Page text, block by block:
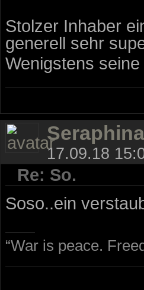
Stolzer Inhaber
generell sehr
Wenigstens
Seraphina
17.09.18
Re: So.
Soso..ein
“War is peace.